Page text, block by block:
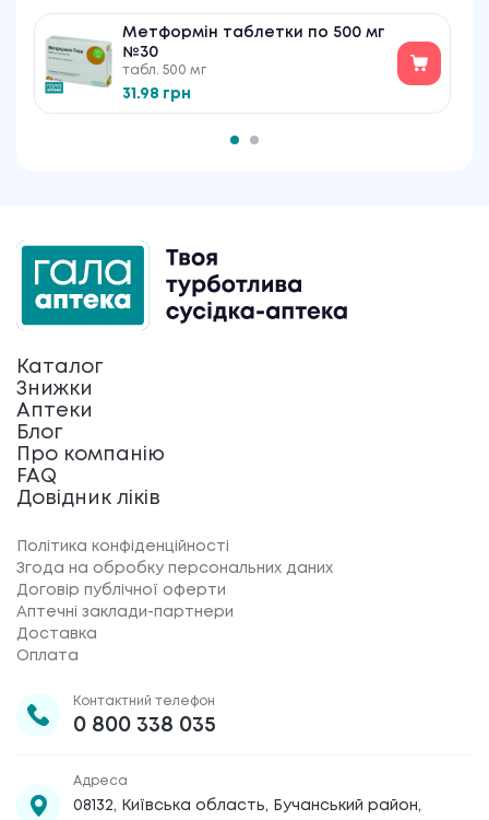
Метформін таблетки по 500 мг
№30
табл. 500 мг
31.98 грн
Каталог
Знижки
Аптеки
Блог
Про компанію
FAQ
Довідник ліків
Політика конфіденційності
Згода на обробку персональних даних
Договір публічної оферти
Аптечні заклади-партнери
Доставка
Оплата
Контактний телефон
0 800 338 035
Адреса
08132, Київська область, Бучанський район,